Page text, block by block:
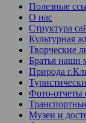
Полезные
О нас
Структура
Культурная
Творческие
Братья наши
Природа
Фото-отчеты
Музеи и